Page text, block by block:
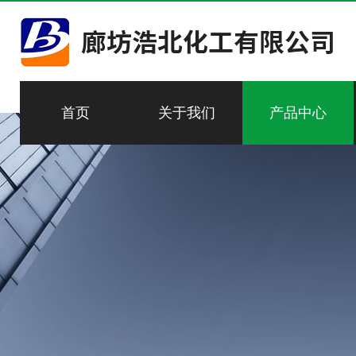
首页 关于我们 产品中心